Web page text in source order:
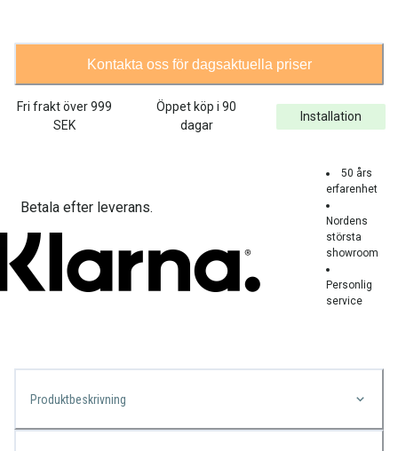
Kontakta oss för dagsaktuella priser
Fri frakt över999
SEK
Öppet köp i 90
dagar
Installation
Betala efter leverans.
50 års
erfarenhet
Nordens
största
showroom
Personlig
service
Produktbeskrivning